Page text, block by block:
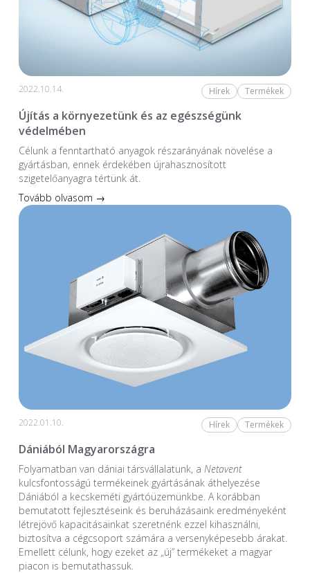
2022.10.14. Hírek Termékek
Újítás a környezetünk és az egészségünk
védelmében
Célunk a fenntartható anyagok részarányának növelése a
gyártásban, ennek érdekében újrahasznosított
szigetelőanyagra tértünk át.
Tovább olvasom →
2022.01.10. Hírek Termékek
Dániából Magyarországra
Folyamatban van dániai társvállalatunk, a Netavent
kulcsfontosságú termékeinek gyártásának áthelyezése
Dániából a kecskeméti gyártóüzemünkbe. A korábban
bemutatott fejlesztéseink és beruházásaink eredményeként
létrejövő kapacitásainkat szeretnénk ezzel kihasználni,
biztosítva a cégcsoport számára a versenyképesebb árakat.
Emellett célunk, hogy ezeket az „új” termékeket a magyar
piacon is bemutathassuk.